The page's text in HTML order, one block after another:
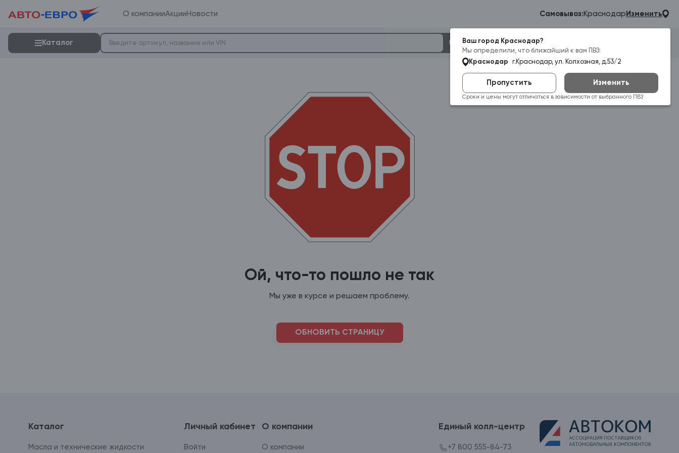
О компанииАкции Новости Самовывоз: Краснодар Изменить
Ваш город Краснодар?
Мы определили, что ближайший к вам ПВЗ:
Краснодар
г.Краснодар, ул. Колхозная, д.53/2
Пропустить Изменить
Сроки и цены могут отличаться в зависимости от выбранного ПВЗ
Каталог
Гараж
Ой, что-то пошло не так
Мы уже в курсе и решаем проблему.
ОБНОВИТЬ СТРАНИЦУ
Каталог
Масла и технические жидкости
Личный кабинет
Войти
О компании
О компании
Единый колл-центр
+7 800 555-84-73